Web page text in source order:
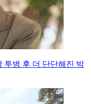
투병 후 더 단단해진 박